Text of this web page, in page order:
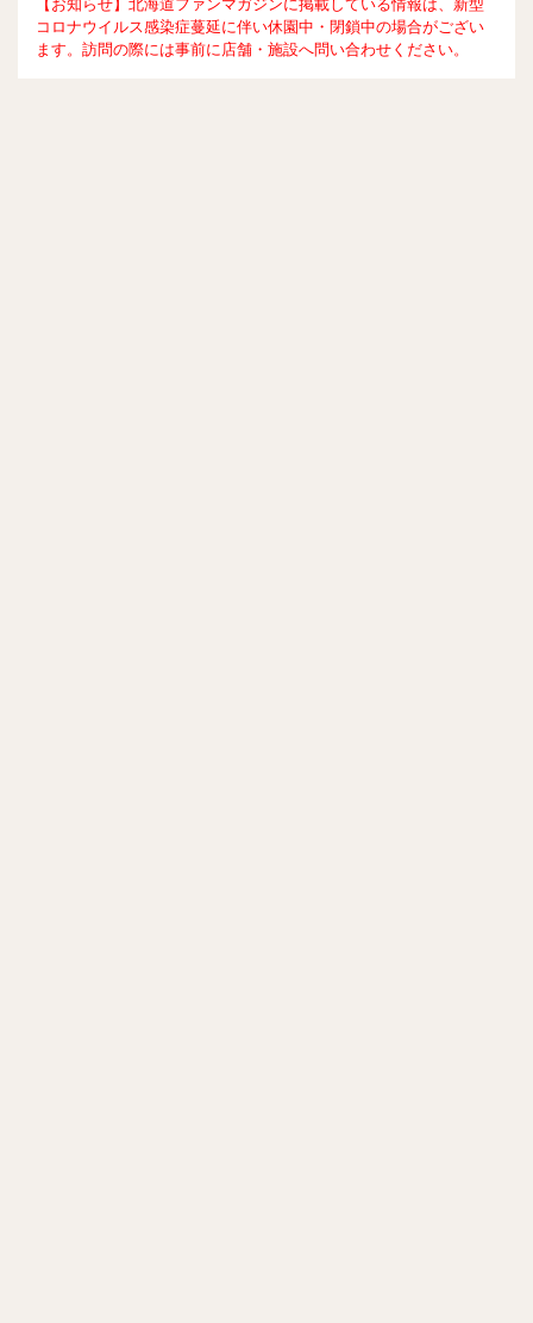
【お知らせ】北海道ファンマガジンに掲載している情報は、新型
コロナウイルス感染症蔓延に伴い休園中・閉鎖中の場合がござい
ます。訪問の際には事前に店舗・施設へ問い合わせください。